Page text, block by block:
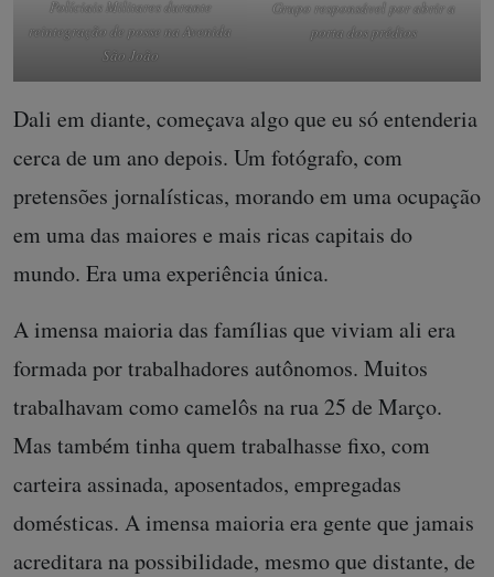
Políciais Militares durante
reintegração de posse na Avenida
São João
Grupo responsável por abrir a
porta dos prédios
Dali em diante, começava algo que eu só entenderia
cerca de um ano depois. Um fotógrafo, com
pretensões jornalísticas, morando em uma ocupação
em uma das maiores e mais ricas capitais do
mundo. Era uma experiência única.
A imensa maioria das famílias que viviam ali era
formada por trabalhadores autônomos. Muitos
trabalhavam como camelôs na rua 25 de Março.
Mas também tinha quem trabalhasse fixo, com
carteira assinada, aposentados, empregadas
domésticas. A imensa maioria era gente que jamais
acreditara na possibilidade, mesmo que distante, de